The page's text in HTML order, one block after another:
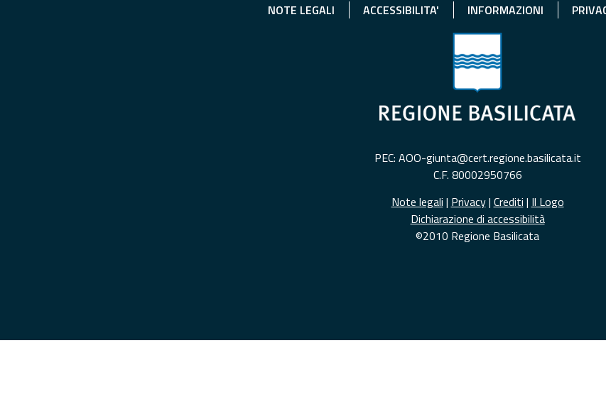
NOTE LEGALI ACCESSIBILITA' INFORMAZIONI
PEC: AOO-giunta@cert.regione.basilicata.it
C.F. 80002950766
Note legali | Privacy| Crediti | Il Logo
Dichiarazione di accessibilità
©2010 Regione Basilicata